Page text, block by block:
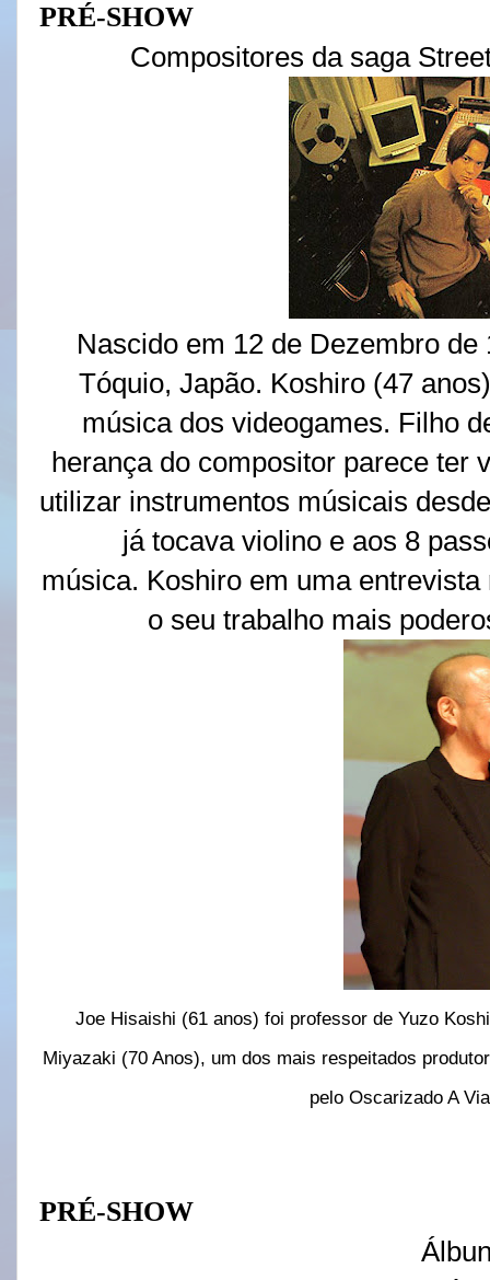
PRÉ-SHOW
Compositores da saga
Nascido em 12 de Dezembro
Tóquio, Japão. Koshiro (47
música dos videogames. Filho
herança do compositor parece ter
utilizar instrumentos músicais
já tocava violino e aos 8
música. Koshiro em uma
o seu trabalho mais
Joe Hisaishi (61 anos) foi professor de Yuzo
Miyazaki (70 Anos), um dos mais respeitados
pelo Oscarizado A
PRÉ-SHOW